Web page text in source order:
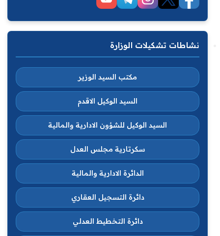
نشاطات تشكيلات الوزارة
مكتب السيد الوزير
السيد الوكيل الاقدم
السيد الوكيل للشؤون الادارية والمالية
سكرتارية مجلس العدل
الدائرة الادارية والمالية
دائرة التسجيل العقاري
دائرة التخطيط العدلي